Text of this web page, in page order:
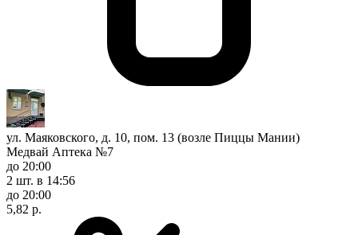
ул. Маяковского, д. 10, пом. 13 (возле Пиццы Мании)
Медвай Аптека №7
до 20:00
2 шт. в 14:56
до 20:00
5,82 р.